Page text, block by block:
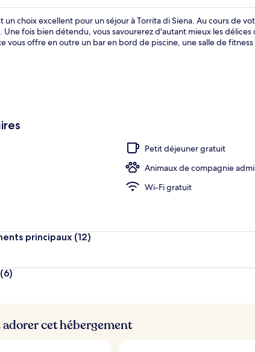
un choix excellent pour un séjour à Torrita di Siena. Au cours de
fois bien détendu, vous savourerez d'autant mieux les
vous offre en outre un bar en bord de piscine, une salle de
Petit déjeuner gratuit
Animaux de compagnie
Wi-Fi gratuit
principaux (12)
(6)
cet hébergement